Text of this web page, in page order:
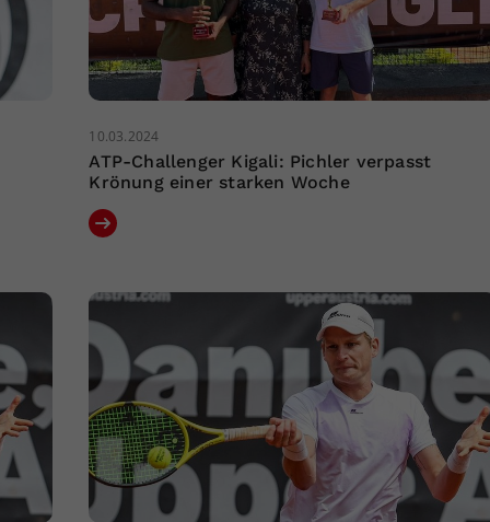
10.03.2024
ATP-Challenger Kigali: Pichler verpasst
Krönung einer starken Woche